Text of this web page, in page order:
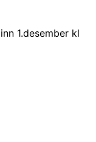
1.desember kl